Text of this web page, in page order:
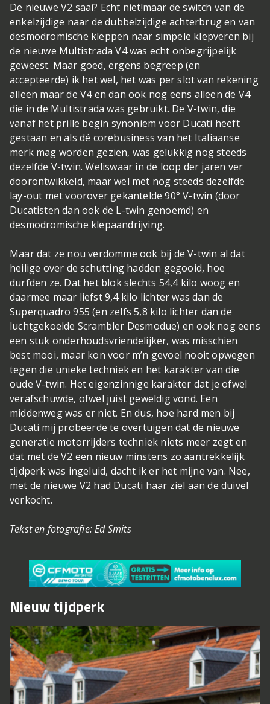
De nieuwe V2 saai? Echt niet!maar de switch van de
enkelzijdige naar de dubbelzijdige achterbrug en van
desmodromische kleppen naar simpele klepveren bij
de nieuwe Multistrada V4 was echt onbegrijpelijk
geweest. Maar goed, ergens begreep (en
accepteerde) ik het wel, het was per slot van rekening
alleen maar de V4 en dan ook nog eens alleen de V4
die in de Multistrada was gebruikt. De V-twin, die
vanaf het prille begin synoniem voor Ducati heeft
gestaan en als dé corebusiness van het Italiaanse
merk mag worden gezien, was gelukkig nog steeds
dezelfde V-twin. Weliswaar in de loop der jaren ver
doorontwikkeld, maar wel met nog steeds dezelfde
lay-out met voorover gekantelde 90° V-twin (door
Ducatisten dan ook de L-twin genoemd) en
desmodromische klepaandrijving.
Maar dat ze nou verdomme ook bij de V-twin al dat
heilige over de schutting hadden gegooid, hoe
durfden ze. Dat het blok slechts 54,4 kilo woog en
daarmee maar liefst 9,4 kilo lichter was dan de
Superquadro 955 (en zelfs 5,8 kilo lichter dan de
luchtgekoelde Scrambler Desmodue) en ook nog eens
een stuk onderhoudsvriendelijker, was misschien
best mooi, maar kon voor m’n gevoel nooit opwegen
tegen die unieke techniek en het karakter van die
oude V-twin. Het eigenzinnige karakter dat je ofwel
verafschuwde, ofwel juist geweldig vond. Een
middenweg was er niet. En dus, hoe hard men bij
Ducati mij probeerde te overtuigen dat de nieuwe
generatie motorrijders techniek niets meer zegt en
dat met de V2 een nieuw minstens zo aantrekkelijk
tijdperk was ingeluid, dacht ik er het mijne van. Nee,
met de nieuwe V2 had Ducati haar ziel aan de duivel
verkocht.
Tekst en fotografie: Ed Smits
Nieuw tijdperk